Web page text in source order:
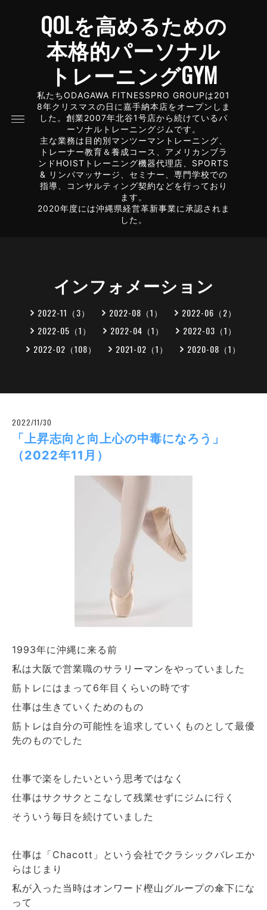
QOLを高めるための
本格的パーソナル
トレーニングGYM
私たちODAGAWA FITNESSPRO GROUPは201
8年クリスマスの日に嘉手納本店をオープンしま
した。創業2007年北谷1号店から続けているパ
ーソナルトレーニングジムです。
主な業務は目的別マンツーマントレーニング、
トレーナー教育＆養成コース、アメリカンブラ
ンドHOISTトレーニング機器代理店、SPORTS
& リンパマッサージ、セミナー、専門学校での
指導、コンサルティング契約などを行っており
ます。
2020年度には沖縄県経営革新事業に承認されま
した。
インフォメーション
2022-11（3） 2022-08（1）
2022-06（2）
2022-05（1）
2022-04（1）
2022-03（1）
2022-02（108）
2021-02（1） 2020-08（1）
2022/11/30
「上昇志向と向上心の中毒になろう」
（2022年11月）
1993年に沖縄に来る前
私は大阪で営業職のサラリーマンをやっていました
筋トレにはまって 6年目くらいの時です
仕事は生きていくためのもの
筋トレは自分の可能性を追求していくものとして最優
先のものでした
仕事で楽をしたいという思考ではなく
仕事はサクサクとこなして残業せずにジムに行く
そういう毎日を続けていました
仕事は「Chacott 」という会社でクラシックバレエか
らはじまり
私が入った当時はオンワード樫山グループの傘下にな
って